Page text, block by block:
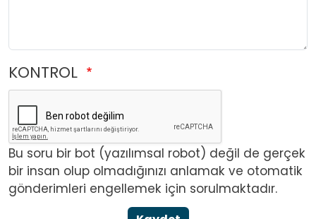
KONTROL
Bu soru bir bot (yazılımsal robot) değil de gerçek
bir insan olup olmadığınızı anlamak ve otomatik
gönderimleri engellemek için sorulmaktadır.